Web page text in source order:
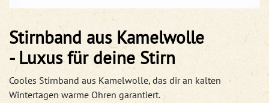
Stirnband aus Kamelwolle
- Luxus für deine Stirn
Cooles Stirnband aus Kamelwolle, das dir an kalten
Wintertagen warme Ohren garantiert.